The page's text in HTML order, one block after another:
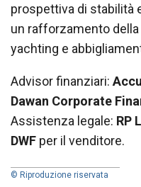
prospettiva di stabilità
un rafforzamento
yachting e
Advisor finanziari:
Dawan Corporate
Assistenza legale: RP
DWF per il venditore.
© Riproduzione riservata